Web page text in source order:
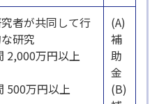
者が共同して行
研究
2,000万円以上
500万円以上
(A)
補
助
金
(B)